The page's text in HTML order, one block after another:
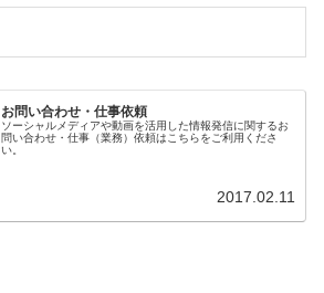
お問い合わせ・仕事依頼
ソーシャルメディアや動画を活用した情報発信に関するお
問い合わせ・仕事（業務）依頼はこちらをご利用くださ
い。
2017.02.11